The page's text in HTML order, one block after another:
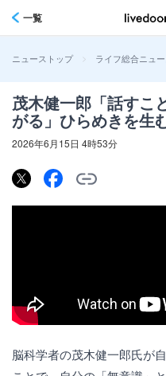
一覧
ニューストップ > ライフ総合ニュー
茂木健一郎「話すこ
がる」ひらめきを生
2026年6月15日 4時53分
脳科学者の茂木健一郎氏が